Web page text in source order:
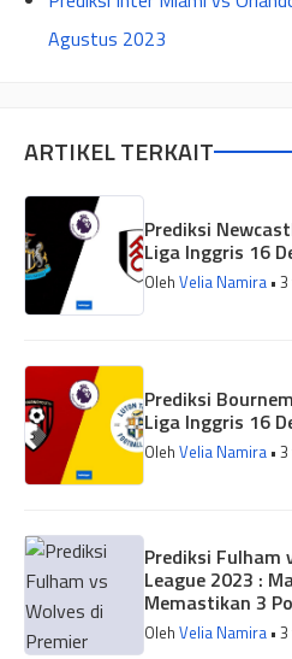
Agustus 2023
ARTIKEL TERKAIT
Prediksi
Liga Inggris 16
Oleh Velia Namira •
Prediksi
Liga Inggris 16
Oleh Velia Namira •
Prediksi Fulham
League 2023 :
Memastikan 3
Oleh Velia Namira •